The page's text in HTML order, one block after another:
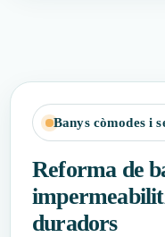
Banys còmodes i
Reforma de
duradors